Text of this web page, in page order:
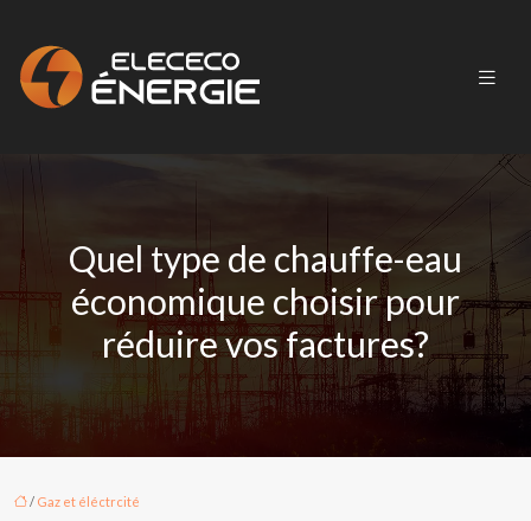
Quel type de chauffe-eau
économique choisir pour
réduire vos factures?
/ Gaz et éléctrcité